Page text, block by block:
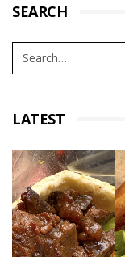
SEARCH
LATEST